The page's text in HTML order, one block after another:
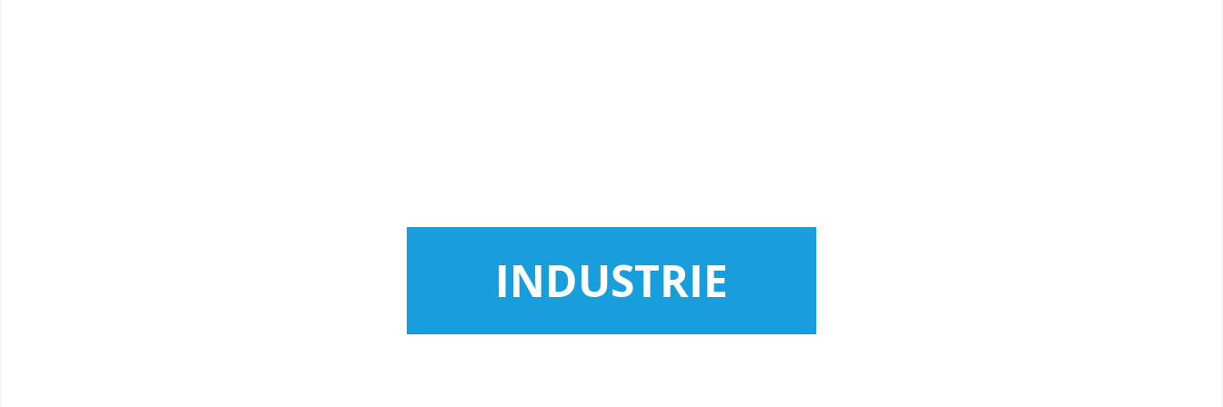
INDUSTRIE